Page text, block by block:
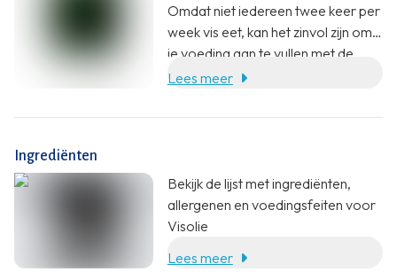
Omdat niet iedereen twee keer per
week vis eet, kan het zinvol zijn om
je voeding aan te vullen met de
‘graatzuivere’ visolie capsules van
Lees meer
Ingrediënten
Bekijk de lijst met ingrediënten,
allergenen en voedingsfeiten voor
Visolie
Lees meer